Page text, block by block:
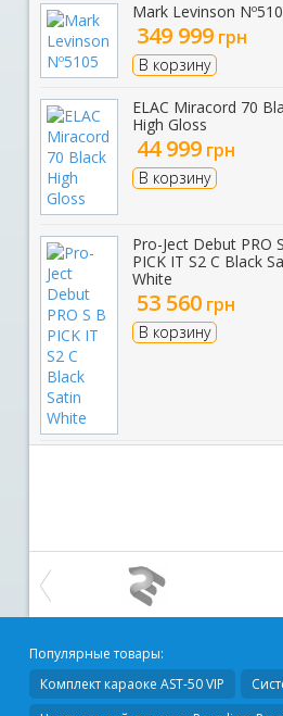
Mark Levinson
349 999грн
В корзину
ELAC Miracord 70
High Gloss
44 999грн
В корзину
Pro-Ject Debut PRO
PICK IT S2 C Black
White
53 560грн
В корзину
Популярные товары:
Комплект караоке AST-50 VIP